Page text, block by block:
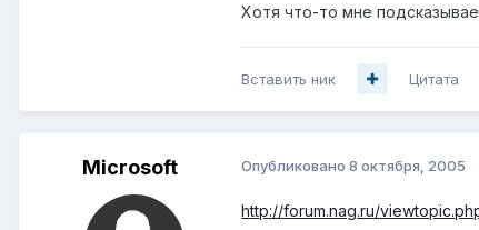
Хотя что-то мне
Вставить ник Цитата
Microsoft Опубликовано 8 октября, 2005
http://forum.nag.ru/